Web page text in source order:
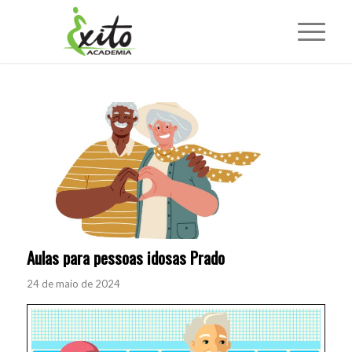
Aulas para pessoas idosas Prado
24 de maio de 2024